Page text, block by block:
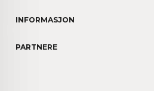
INFORMASJON
PARTNERE